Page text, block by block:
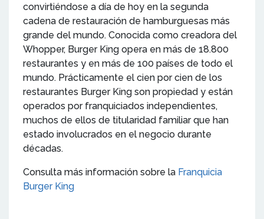
convirtiéndose a día de hoy en la segunda
cadena de restauración de hamburguesas más
grande del mundo. Conocida como creadora del
Whopper, Burger King opera en más de 18.800
restaurantes y en más de 100 países de todo el
mundo. Prácticamente el cien por cien de los
restaurantes Burger King son propiedad y están
operados por franquiciados independientes,
muchos de ellos de titularidad familiar que han
estado involucrados en el negocio durante
décadas.
Consulta más información sobre la Franquicia
Burger King